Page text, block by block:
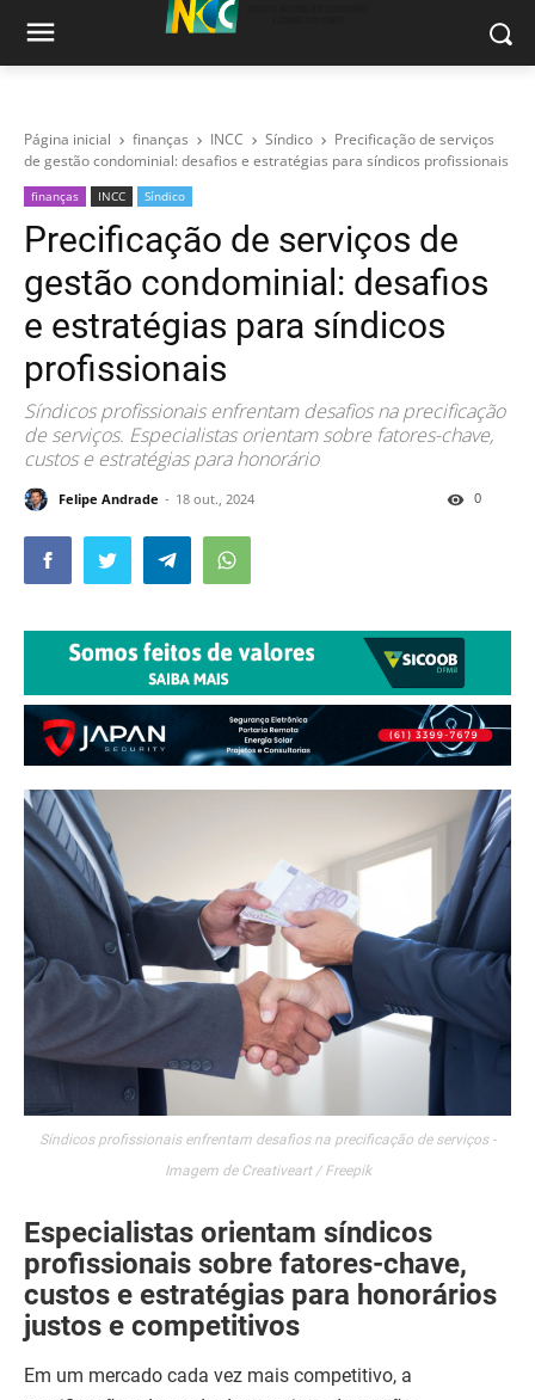
Página inicial finanças INCC Síndico
Precificação de serviços
de gestão condominial: desafios e estratégias para síndicos profissionais
finanças INCC Síndico
Precificação de serviços de
gestão condominial: desafios
e estratégias para síndicos
profissionais
Síndicos profissionais enfrentam desafios na precificação
de serviços. Especialistas orientam sobre fatores-chave,
custos e estratégias para honorário
Felipe Andrade 18 out., 2024 0
Síndicos profissionais enfrentam desafios na precificação de serviços -
Imagem de Creativeart / Freepik
Especialistas orientam síndicos
profissionais sobre fatores-chave,
custos e estratégias para honorários
justos e competitivos
Em um mercado cada vez mais competitivo, a